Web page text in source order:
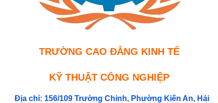
TRƯỜNG CAO ĐẲNG KINH TẾ
KỸ THUẬT CÔNG NGHIỆP
Địa chỉ: 156/109 Trường Chinh, Phường Kiến An, Hải